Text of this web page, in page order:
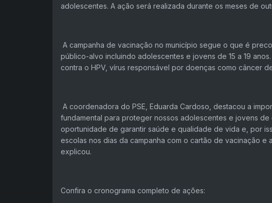
adolescentes. A ação será realizada durante os meses de
A campanha de vacinação no município segue o que é
público-alvo incluindo adolescentes e jovens de 15 a 19
contra o HPV, vírus responsável por doenças como câncer
A coordenadora do PSE, Eduarda Cardoso, destacou a
fundamental para proteger nossos adolescentes e jovens de
oportunidade de garantir saúde e qualidade de vida e, por
escolas nos dias da campanha com o cartão de vacinação e
explicou.
Confira o cronograma completo de ações: